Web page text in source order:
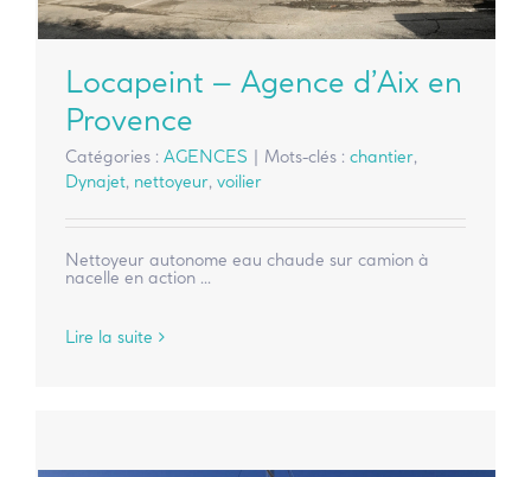
Locapeint – Agence d’Aix en
Provence
Catégories : AGENCES Mots-clés : chantier,
Dynajet, nettoyeur, voilier
Nettoyeur autonome eau chaude sur camion à
nacelle en action ...
Lire la suite